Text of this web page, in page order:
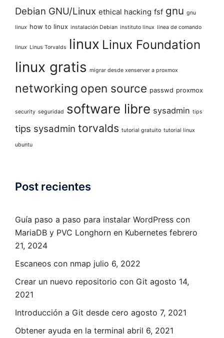
Debian GNU/Linux ethical hacking fsf gnu gnu
linux how to linux instalación Debian instituto linux linea de comando
linux Linus Torvalds linux Linux Foundation
linux gratis migrar desde xenserver a proxmox
networking open source passwd proxmox
security seguridad software libre sysadmin tips
tips sysadmin torvalds tutorial gratuito tutorial linux
ubuntu
Post recientes
Guía paso a paso para instalar WordPress con
MariaDB y PVC Longhorn en Kubernetes febrero
21, 2024
Escaneos con nmap julio 6, 2022
Crear un nuevo repositorio con Git agosto 14,
2021
Introducción a Git desde cero agosto 7, 2021
Obtener ayuda en la terminal abril 6, 2021